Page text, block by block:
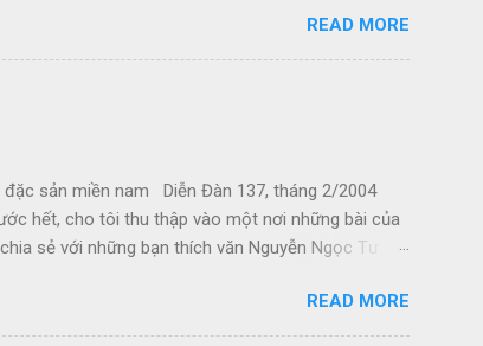
đúng là tâm trạng Gấu khi đó. Kiếp Khác Cõi
cửa, cô bạn về quê, nỗi nhớ bám riết vào da thịt
cơn hấp hối của thành phố cùng với tiếng hỏa t...
READ MORE
sản miền nam Diễn Đàn 137, tháng 2/2004
hết, cho tôi thu thập vào một nơi những bài của
sẻ với những bạn thích văn Nguyễn Ngọc Tư
của cô, và cổ động người khác mua. Hãy cùng
mái, để tiếp tục viết cho chúng ta. Xin cám ơn các
READ MORE